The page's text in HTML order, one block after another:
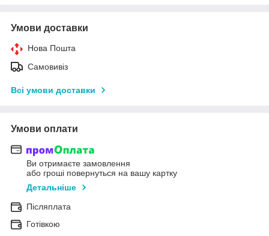
Умови доставки
Нова Пошта
Самовивіз
Всі умови доставки
Умови оплати
Ви отримаєте замовлення
або гроші повернуться на вашу картку
Детальніше
Післяплата
Готівкою